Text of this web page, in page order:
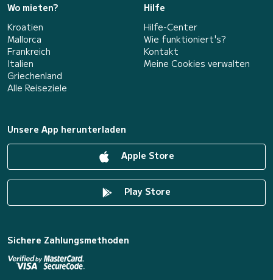
Wo mieten?
Kroatien
Mallorca
Frankreich
Italien
Griechenland
Alle Reiseziele
Hilfe
Hilfe-Center
Wie funktioniert's?
Kontakt
Meine Cookies verwalten
Unsere App herunterladen
Apple Store
Play Store
Sichere Zahlungsmethoden